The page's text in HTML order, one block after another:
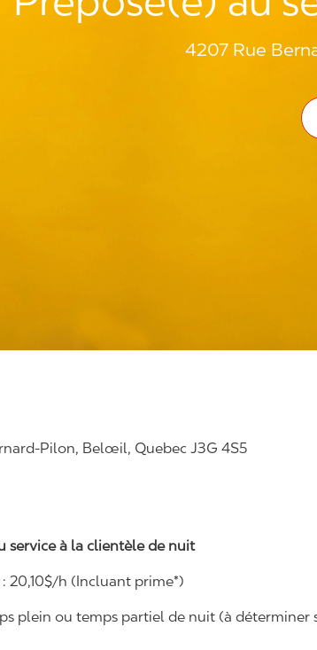
4207 Rue
Pilon, Belœil, Quebec J3G 4S5
service à la clientèle de nuit
20,10$/h (Incluant prime*)
plein ou temps partiel de nuit (à déterminer